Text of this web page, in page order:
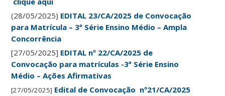
(28/05/2025) EDITAL 23/CA/2025 de Convocação
para Matrícula – 3ª Série Ensino Médio – Ampla
Concorrência
[27/05/2025] EDITAL nº 22/CA/2025 de
Convocação para matrículas -3ª Série Ensino
Médio – Ações Afirmativas
[27/05/2025] Edital de Convocação nº21/CA/2025